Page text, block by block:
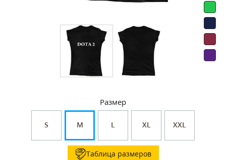
Размер
S M L XL XXL
Таблица размеров